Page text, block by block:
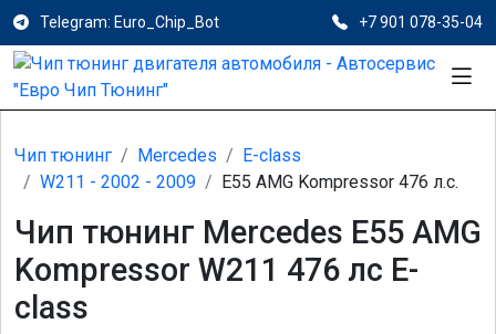
Telegram: Euro_Chip_Bot +7 901 078-35-04
Чип тюнинг Mercedes
E-class
W211 - 2002 - 2009
E55 AMG Kompressor 476 л.с.
Чип тюнинг Mercedes E55 AMG
Kompressor W211 476 лс E-
class